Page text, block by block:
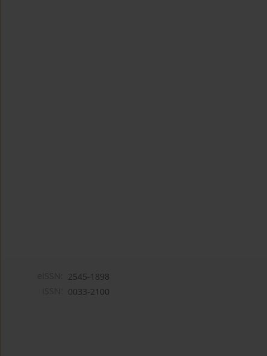
2545-1898
0033-2100